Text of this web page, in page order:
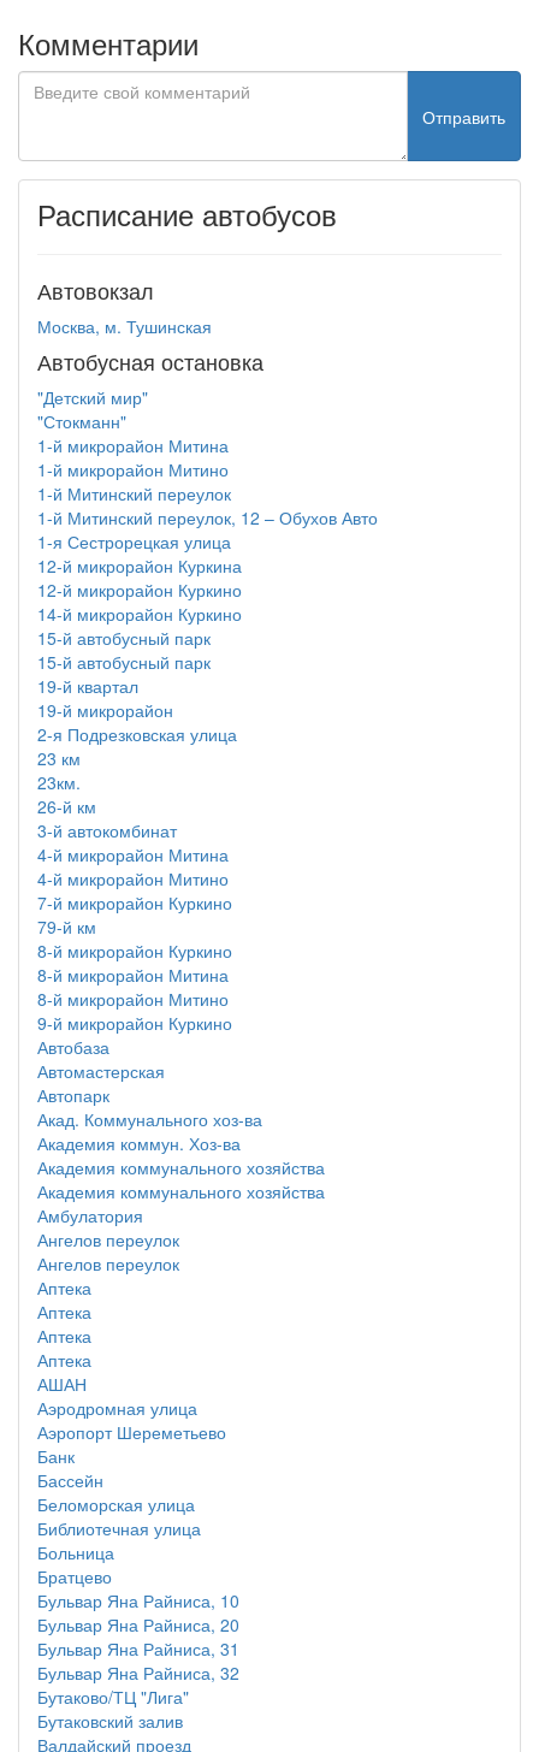
Комментарии
Отправить
Расписание автобусов
Автовокзал
Москва, м. Тушинская
Автобусная остановка
"Детский мир"
"Стокманн"
1-й микрорайон Митина
1-й микрорайон Митино
1-й Митинский переулок
1-й Митинский переулок, 12 – Обухов Авто
1-я Сестрорецкая улица
12-й микрорайон Куркина
12-й микрорайон Куркино
14-й микрорайон Куркино
15-й автобусный парк
15-й автобусный парк
19-й квартал
19-й микрорайон
2-я Подрезковская улица
23 км
23км.
26-й км
3-й автокомбинат
4-й микрорайон Митина
4-й микрорайон Митино
7-й микрорайон Куркино
79-й км
8-й микрорайон Куркино
8-й микрорайон Митина
8-й микрорайон Митино
9-й микрорайон Куркино
Автобаза
Автомастерская
Автопарк
Акад. Коммунального хоз-ва
Академия коммун. Хоз-ва
Академия коммунального хозяйства
Академия коммунального хозяйства
Амбулатория
Ангелов переулок
Ангелов переулок
Аптека
Аптека
Аптека
Аптека
АШАН
Аэродромная улица
Аэропорт Шереметьево
Банк
Бассейн
Беломорская улица
Библиотечная улица
Больница
Братцево
Бульвар Яна Райниса, 10
Бульвар Яна Райниса, 20
Бульвар Яна Райниса, 31
Бульвар Яна Райниса, 32
Бутаково/ТЦ "Лига"
Бутаковский залив
Валдайский проезд